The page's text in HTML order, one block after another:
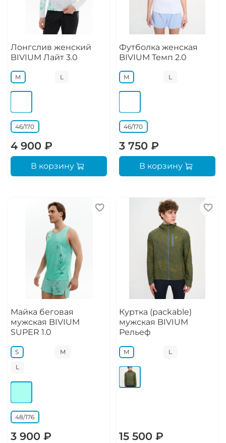
Лонгслив женский
BIVIUM Лайт 3.0
M L
46/170
4 900 ₽
В корзину
Футболка женская
BIVIUM Темп 2.0
M L
46/170
3 750 ₽
В корзину
Майка беговая
мужская BIVIUM
SUPER 1.0
S M
L
48/176
3 900 ₽
Куртка (packable)
мужская BIVIUM
Рельеф
M L
15 500 ₽